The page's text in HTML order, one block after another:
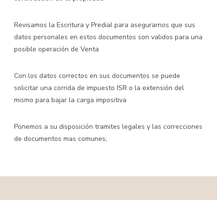
Revisamos la Escritura y Predial para asegurarnos que sus
datos personales en estos documentos son validos para una
posible operación de Venta
Con los datos correctos en sus documentos se puede
solicitar una corrida de impuesto ISR o la extensión del
mismo para bajar la carga impositiva
Ponemos a su disposición tramites legales y las correcciones
de documentos mas comunes;